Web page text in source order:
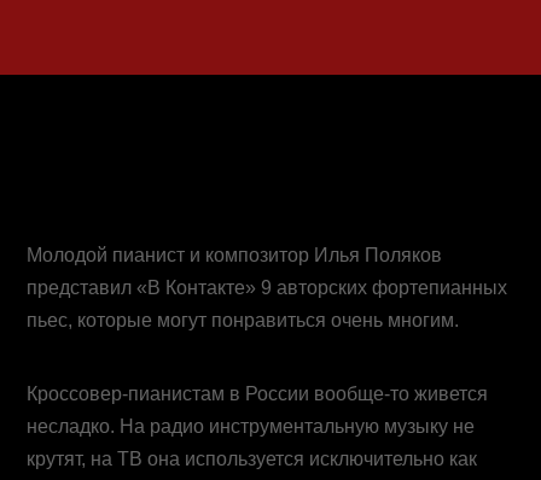
Молодой пианист и композитор Илья Поляков
представил «В Контакте» 9 авторских фортепианных
пьес, которые могут понравиться очень многим.
Кроссовер-пианистам в России вообще-то живется
несладко. На радио инструментальную музыку не
крутят, на ТВ она используется исключительно как